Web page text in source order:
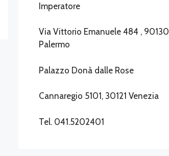
Imperatore
Via Vittorio Emanuele 484 , 90130
Palermo
Palazzo Donà dalle Rose
Cannaregio 5101, 30121 Venezia
Tel. 041.5202401